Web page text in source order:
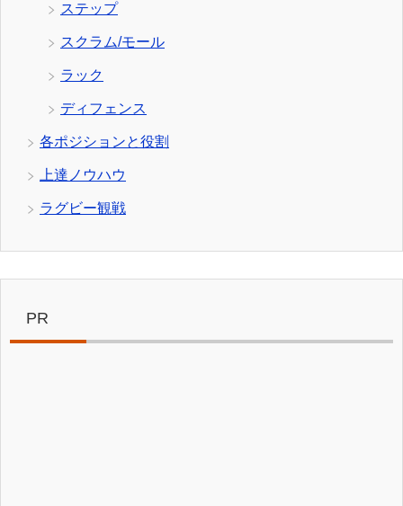
ステップ
スクラム/モール
ラック
ディフェンス
各ポジションと役割
上達ノウハウ
ラグビー観戦
PR